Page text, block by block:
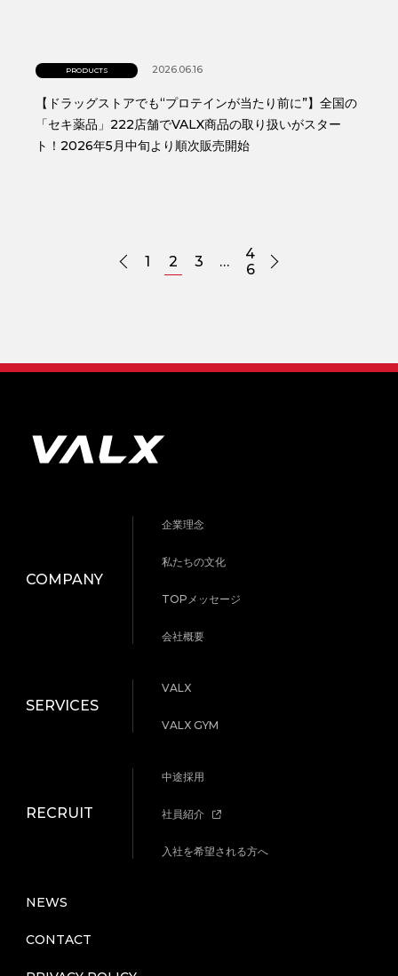
PRODUCTS 2026.06.16
【ドラッグストアでも“プロテインが当たり前に”】全国の
「セキ薬品」222店舗でVALX商品の取り扱いがスター
ト！2026年5月中旬より順次販売開始
1 2 3 …
4
6
COMPANY
企業理念
私たちの文化
TOPメッセージ
会社概要
SERVICES
VALX
VALX GYM
RECRUIT
中途採用
社員紹介
入社を希望される方へ
NEWS
CONTACT